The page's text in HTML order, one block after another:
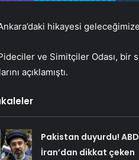
hikayesi
ve Simitçiler Odası, bir
açıklamıştı.
Pakistan duyurdu!
İran’dan dikkat çeken